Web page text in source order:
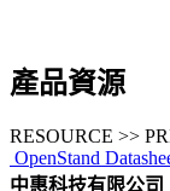
產品資源
RESOURCE >>
OpenStand
中惠科技有限公司